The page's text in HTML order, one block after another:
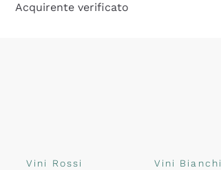
Acquirente verificato
Vini Rossi Vini Bianchi